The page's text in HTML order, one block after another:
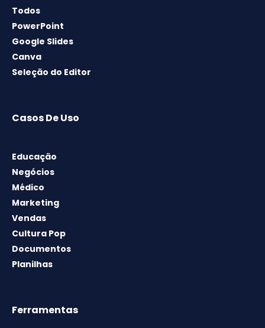
Todos
PowerPoint
Google Slides
Canva
Seleção do Editor
Casos De Uso
Educação
Negócios
Médico
Marketing
Vendas
Cultura Pop
Documentos
Planilhas
Ferramentas